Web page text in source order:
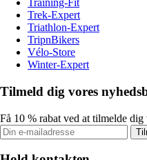
Training-Fit
Trek-Expert
Triathlon-Expert
TripnBikers
Vélo-Store
Winter-Expert
Tilmeld dig vores
Få 10 % rabat ved at tilmelde dig